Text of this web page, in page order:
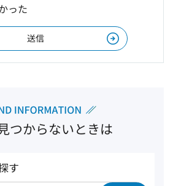
った
つからないときは
す